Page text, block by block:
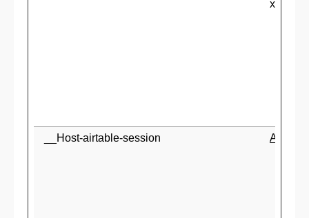
x.com
__Host-airtable-session Airtable